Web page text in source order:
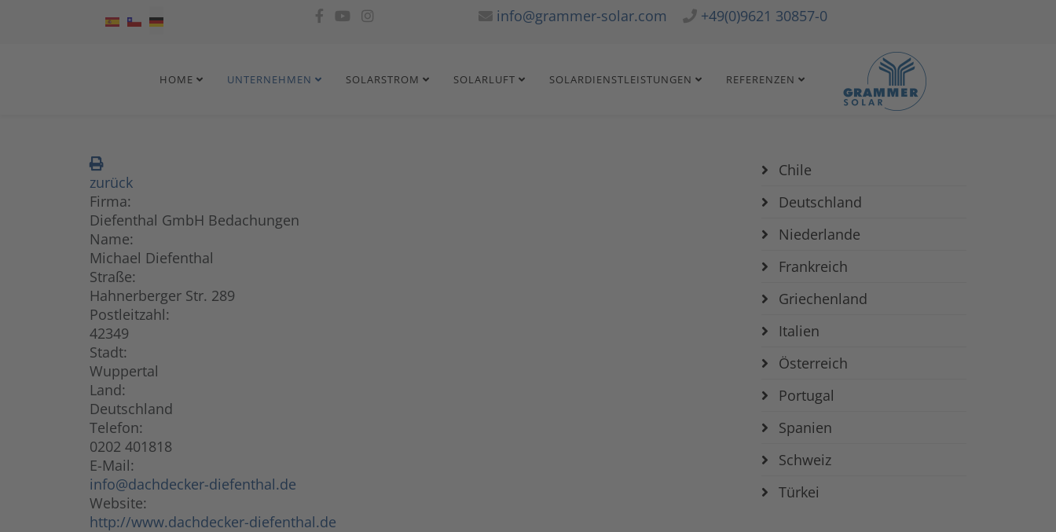
Sprache auswählen info@grammer-solar.com +49(0)9621 30857-0
HOME UNTERNEHMEN SOLARSTROM SOLARLUFT SOLARDIENSTLEISTUNGEN REFERENZEN
zurück
Firma:
Diefenthal GmbH Bedachungen
Name:
Michael Diefenthal
Straße:
Hahnerberger Str. 289
Postleitzahl:
42349
Stadt:
Wuppertal
Land:
Deutschland
Telefon:
0202 401818
E-Mail:
info@dachdecker-diefenthal.de
Website:
http://www.dachdecker-diefenthal.de
Chile
Deutschland
Niederlande
Frankreich
Griechenland
Italien
Österreich
Portugal
Spanien
Schweiz
Türkei